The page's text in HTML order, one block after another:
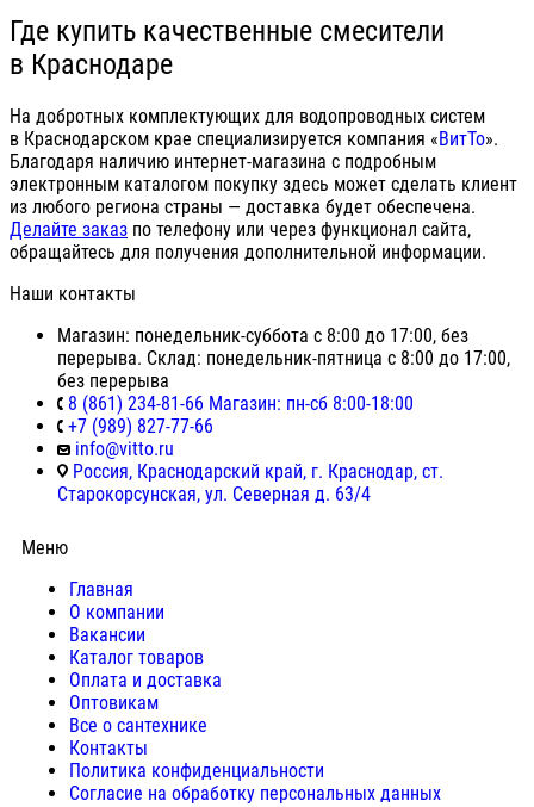
Где купить качественные смесители
в Краснодаре
На добротных комплектующих для водопроводных систем
в Краснодарском крае специализируется компания «ВитТо».
Благодаря наличию интернет-магазина с подробным
электронным каталогом покупку здесь может сделать клиент
из любого региона страны — доставка будет обеспечена.
Делайте заказ по телефону или через функционал сайта,
обращайтесь для получения дополнительной информации.
Наши контакты
Магазин: понедельник-суббота с 8:00 до 17:00, без
перерыва. Склад: понедельник-пятница с 8:00 до 17:00,
без перерыва
8 (861) 234-81-66 Магазин: пн-сб 8:00-18:00
+7 (989) 827-77-66
info@vitto.ru
Россия, Краснодарский край, г. Краснодар, ст.
Старокорсунская, ул. Северная д. 63/4
Меню
Главная
О компании
Вакансии
Каталог товаров
Оплата и доставка
Оптовикам
Все о сантехнике
Контакты
Политика конфиденциальности
Согласие на обработку персональных данных